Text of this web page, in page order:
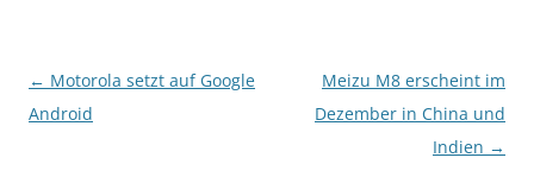
Beitragsnavigation
← Motorola setzt auf Google
Android
Meizu M8 erscheint im
Dezember in China und
Indien →